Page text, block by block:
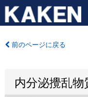
前のページに戻る
内分泌攪乱